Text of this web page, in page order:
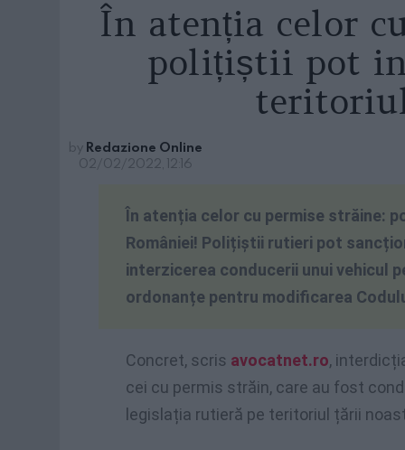
În atenția celor
polițiștii pot
by Redazione Online
02/02/2022, 12:16
În atenția celor cu permise străine:
României! Polițiștii rutieri pot
interzicerea conducerii unui vehicul
ordonanțe pentru modificarea
Concret, scris avocatnet.ro,
cei cu permis străin, care au fost
legislația rutieră pe teritoriul țării